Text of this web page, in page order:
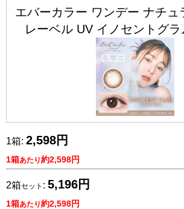
エバーカラー ワンデー ナチュ
レーベル UV イノセントグラ
1箱: 2,598円
1箱あたり約2,598円
2箱セット : 5,196円
1箱あたり約2,598円